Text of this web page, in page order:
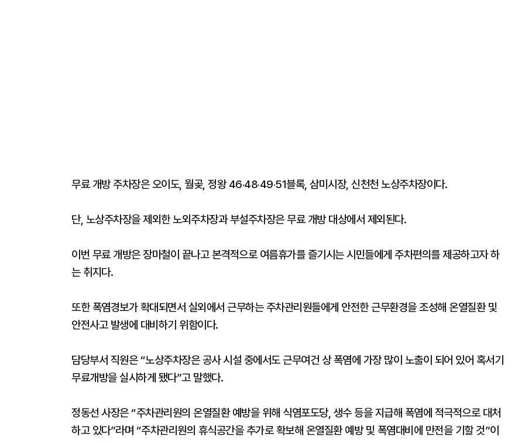
무료 개방 주차장은 오이도, 월곶, 정왕 46‧48‧49‧51블록, 삼미시장, 신천천 노상주차장이다.
단, 노상주차장을 제외한 노외주차장과 부설주차장은 무료 개방 대상에서 제외된다.
이번 무료 개방은 장마철이 끝나고 본격적으로 여름휴가를 즐기시는 시민들에게 주차편의를 제공하고자 하
는 취지다.
또한 폭염경보가 확대되면서 실외에서 근무하는 주차관리원들에게 안전한 근무환경을 조성해 온열질환 및
안전사고 발생에 대비하기 위함이다.
담당부서 직원은 “노상주차장은 공사 시설 중에서도 근무여건 상 폭염에 가장 많이 노출이 되어 있어 혹서기
무료개방을 실시하게 됐다”고 말했다.
정동선 사장은 “주차관리원의 온열질환 예방을 위해 식염포도당, 생수 등을 지급해 폭염에 적극적으로 대처
하고 있다”라며 “주차관리원의 휴식공간을 추가로 확보해 온열질환 예방 및 폭염대비에 만전을 기할 것”이